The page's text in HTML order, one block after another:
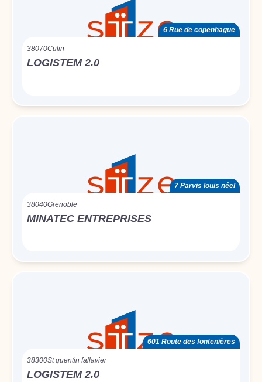
6 Rue de copenhague
38070Culin
LOGISTEM 2.0
7 Parvis louis néel
38040Grenoble
MINATEC ENTREPRISES
601 Route des fontenières
38300St quentin fallavier
LOGISTEM 2.0